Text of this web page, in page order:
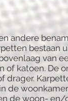
andere
bestaan
van
of katoen. De
drager.
de
de woon- en/